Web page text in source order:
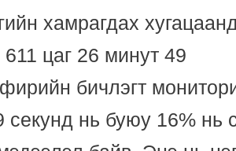
хамрагдах
цаг 26 минут 49
бичлэгт
секунд нь буюу 16% нь